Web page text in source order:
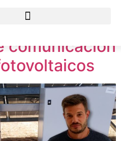
sistemas fv
comunicación